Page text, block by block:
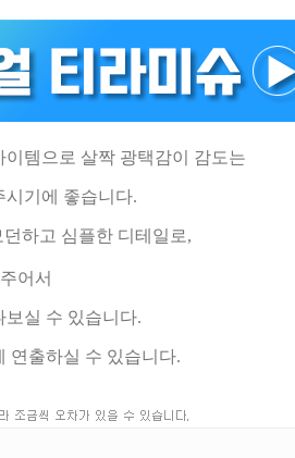
템으로 살짝 광택감이 감도는
시기에 좋습니다.
하고 심플한 디테일로,
어서
보실 수 있습니다.
연출하실 수 있습니다.